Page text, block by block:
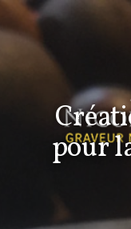
pour
Accueil
Travaux
Nicolas
La Gravure